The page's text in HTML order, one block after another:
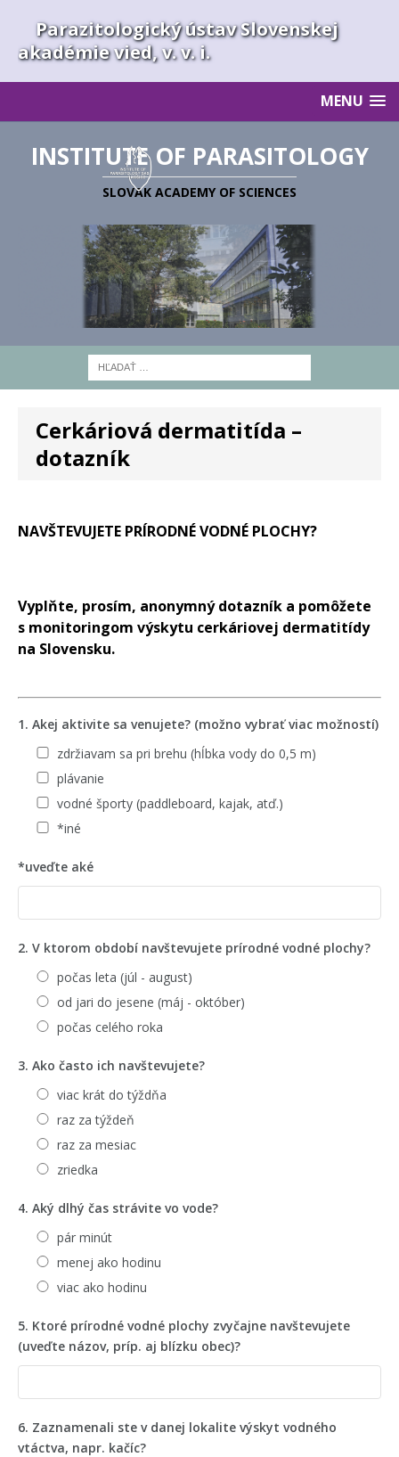
Parazitologický ústav Slovenskej
akadémie vied, v. v. i.
MENU
INSTITUTE OF PARASITOLOGY
SLOVAK ACADEMY OF SCIENCES
Cerkáriová dermatitída –
dotazník
NAVŠTEVUJETE PRÍRODNÉ VODNÉ PLOCHY?
Vyplňte, prosím, anonymný dotazník a pomôžete
s monitoringom výskytu cerkáriovej dermatitídy
na Slovensku.
1. Akej aktivite sa venujete? (možno vybrať viac možností)
zdržiavam sa pri brehu (hĺbka vody do 0,5 m)
plávanie
vodné športy (paddleboard, kajak, atď.)
*iné
*uveďte aké
2. V ktorom období navštevujete prírodné vodné plochy?
počas leta (júl - august)
od jari do jesene (máj - október)
počas celého roka
3. Ako často ich navštevujete?
viac krát do týždňa
raz za týždeň
raz za mesiac
zriedka
4. Aký dlhý čas strávite vo vode?
pár minút
menej ako hodinu
viac ako hodinu
5. Ktoré prírodné vodné plochy zvyčajne navštevujete
(uveďte názov, príp. aj blízku obec)?
6. Zaznamenali ste v danej lokalite výskyt vodného
vtáctva, napr. kačíc?